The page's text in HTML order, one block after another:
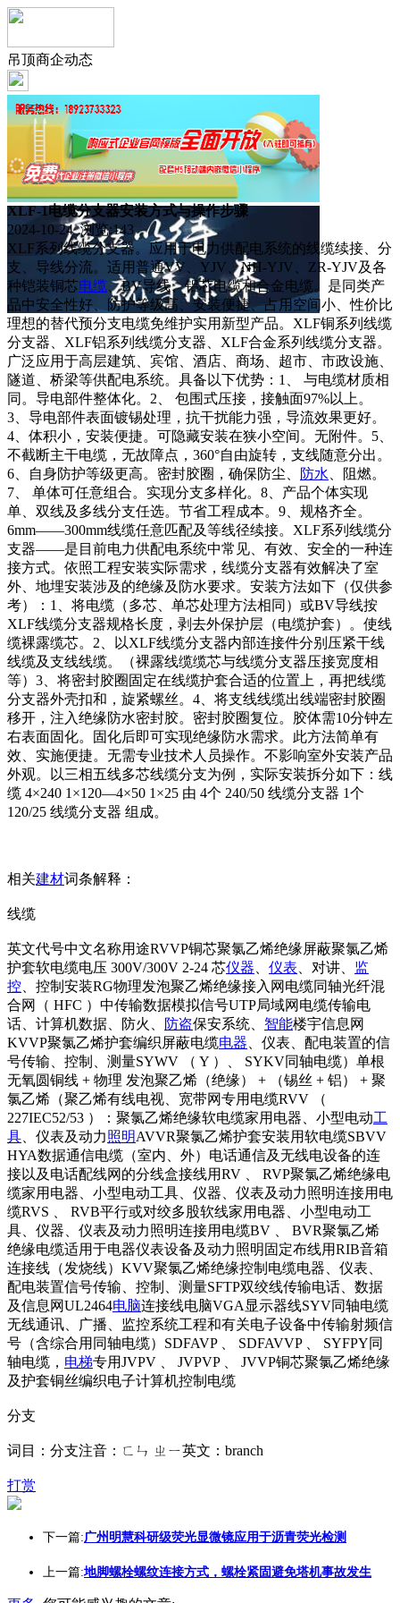
吊顶商企动态
XLF-1电缆分支器安装方式与操作步骤
2024-10-24 浏览:143
XLF系列线缆分支器。应用于电力供配电系统的线缆续接、分
支、导线分流。适用普通VV、YJV、NH-YJV、ZR-YJV及各
种铠装铜芯电缆、BV导线、铝芯电缆和合金电缆。是同类产
品中安全性好、防护等级高、安装便捷、占用空间小、性价比
理想的替代预分支电缆免维护实用新型产品。XLF铜系列线缆
分支器、XLF铝系列线缆分支器、XLF合金系列线缆分支器。
广泛应用于高层建筑、宾馆、酒店、商场、超市、市政设施、
隧道、桥梁等供配电系统。具备以下优势：1、 与电缆材质相
同。导电部件整体化。2、 包围式压接，接触面97%以上。
3、导电部件表面镀锡处理，抗干扰能力强，导流效果更好。
4、体积小，安装便捷。可隐藏安装在狭小空间。无附件。5、
不截断主干电缆，无故障点，360°自由旋转，支线随意分出。
6、自身防护等级更高。密封胶圈，确保防尘、
防水 、阻燃。
7、 单体可任意组合。实现分支多样化。8、产品个体实现
单、双线及多线分支任选。节省工程成本。9、规格齐全。
6mm——300mm线缆任意匹配及等线径续接。XLF系列线缆分
支器——是目前电力供配电系统中常见、有效、安全的一种连
接方式。依照工程安装实际需求，线缆分支器有效解决了室
外、地埋安装涉及的绝缘及防水要求。安装方法如下（仅供参
考）：1、将电缆（多芯、单芯处理方法相同）或BV导线按
XLF线缆分支器规格长度，剥去外保护层（电缆护套）。使线
缆裸露缆芯。2、以XLF线缆分支器内部连接件分别压紧干线
线缆及支线线缆。（裸露线缆缆芯与线缆分支器压接宽度相
等）3、将密封胶圈固定在线缆护套合适的位置上，再把线缆
分支器外壳扣和，旋紧螺丝。4、将支线线缆出线端密封胶圈
移开，注入绝缘防水密封胶。密封胶圈复位。胶体需10分钟左
右表面固化。固化后即可实现绝缘防水需求。此方法简单有
效、实施便捷。无需专业技术人员操作。不影响室外安装产品
外观。以三相五线多芯线缆分支为例，实际安装拆分如下：线
缆 4×240 1×120—4×50 1×25 由 4个 240/50 线缆分支器 1个
120/25 线缆分支器 组成。
相关建材词条解释：
线缆
英文代号中文名称用途RVVP铜芯聚氯乙烯绝缘屏蔽聚氯乙烯
护套软电缆电压 300V/300V 2-24 芯仪器 仪表 、对讲、 监
控 、控制安装RG物理发泡聚乙烯绝缘接入网电缆同轴光纤混
合网（ HFC ）中传输数据模拟信号UTP局域网电缆传输电
话、计算机数据、防火、
防盗保安系统、 智能楼宇信息网
KVVP聚氯乙烯护套编织屏蔽电缆电器 、仪表、配电装置的信
号传输、控制、测量SYWV （ Y ）、 SYKV同轴电缆）单根
无氧圆铜线 + 物理 发泡聚乙烯（绝缘） + （锡丝 + 铝） + 聚
氯乙烯（聚乙烯有线电视、宽带网专用电缆RVV （
227IEC52/53 ）：聚氯乙烯绝缘软电缆家用电器、小型电动工
具 、仪表及动力照明AVVR聚氯乙烯护套安装用软电缆SBVV
HYA数据通信电缆（室内、外）电话通信及无线电设备的连
接以及电话配线网的分线盒接线用RV 、 RVP聚氯乙烯绝缘电
缆家用电器、小型电动工具、仪器、仪表及动力照明连接用电
缆RVS 、 RVB平行或对绞多股软线家用电器、小型电动工
具、仪器、仪表及动力照明连接用电缆BV 、 BVR聚氯乙烯
绝缘电缆适用于电器仪表设备及动力照明固定布线用RIB音箱
连接线（发烧线）KVV聚氯乙烯绝缘控制电缆电器、仪表、
配电装置信号传输、控制、测量SFTP双绞线传输电话、数据
及信息网UL2464电脑连接线电脑VGA显示器线SYV同轴电缆
无线通讯、广播、监控系统工程和有关电子设备中传输射频信
号（含综合用同轴电缆）SDFAVP 、 SDFAVVP 、 SYFPY同
轴电缆， 电梯专用JVPV 、 JVPVP 、 JVVP铜芯聚氯乙烯绝缘
及护套铜丝编织电子计算机控制电缆
分支
词目：分支注音：ㄈㄣ ㄓㄧ英文：branch
打赏
下一篇:广州明慧科研级荧光显微镜应用于沥青荧光检测
上一篇:地脚螺栓螺纹连接方式，螺栓紧固避免塔机事故发生